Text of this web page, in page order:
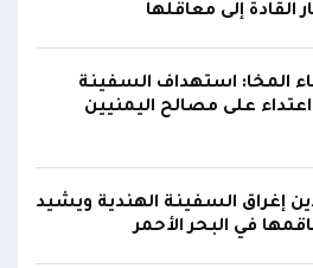
للغاز: أعمال الصيانة أوشكت على
الغاز ستعود تدريجياً لتغطية
المحافظات
القادة إلى معاقلها
المخا: استهداف السفينة
اعتداء على مصالح اليمنيين
إغراق السفينة الهندية ويشيد
في البحر الأحمر